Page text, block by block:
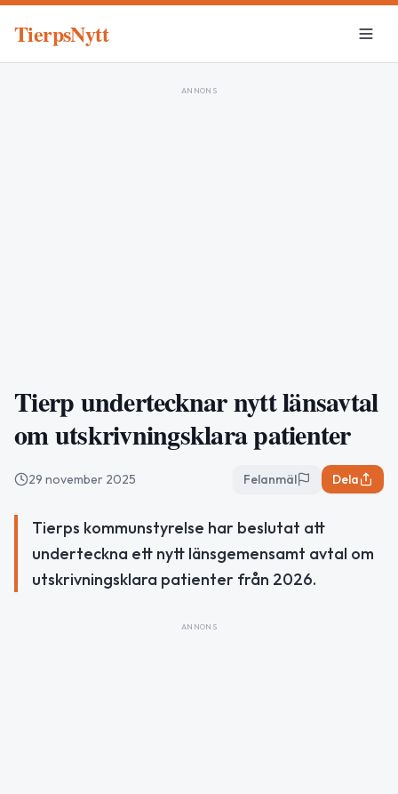
TierpsNytt
ANNONS
Tierp undertecknar nytt länsavtal
om utskrivningsklara patienter
29 november 2025 Felanmäl Dela
Tierps kommunstyrelse har beslutat att
underteckna ett nytt länsgemensamt avtal om
utskrivningsklara patienter från 2026.
ANNONS